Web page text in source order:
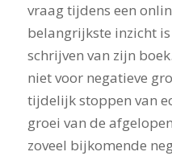
vraag tijdens een
belangrijkste inzicht
schrijven van zijn
niet voor negatieve
tijdelijk stoppen van
groei van de
zoveel bijkomende